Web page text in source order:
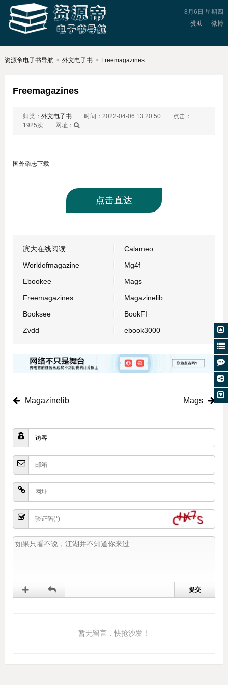
8月6日 星期四
赞助
微博
资源帝电子书导航 > 外文电子书 > Freemagazines
Freemagazines
归类： 外文电子书 时间：2022-04-06 13:20:50
点击：
1925次
网址：
国外杂志下载
点击直达
滨大在线阅读
Calameo
Worldofmagazine
Mg4f
Ebookee
Mags
Freemagazines
Magazinelib
Booksee
BookFI
Zvdd
ebook3000
Magazinelib Mags
暂无留言，快抢沙发！